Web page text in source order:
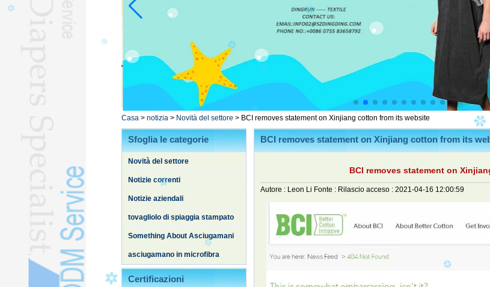
microfibraL
BAMBINO CON
CAPPUCCIO
ASCIUGAMANIL
HAJJ ASCIUGAMANIL
L
YOGA TELOL
ACCAPPATOIOL
STOCK TELOL
Trapunta di setaL
Casa > notizia > Novità del settore > BCI removes statement on Xinjiang cotton from its website
Sfoglia le categorie
Novità del settore
Notizie correnti
Notizie aziendali
tovagliolo di spiaggia stampato
Something About Asciugamani
asciugamano in microfibra
Certificazioni
BCI removes statement on Xinjiang cotton from its
BCI removes statement on
Autore : Leon Li Fonte : Rilascio acceso : 2021-04-16 12:00:59